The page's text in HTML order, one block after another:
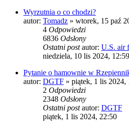
Wyrzutnia o co chodzi?
autor: Tomadz » wtorek, 15 paź
4 Odpowiedzi
6836 Odsłony
Ostatni postautor: U.S. air
niedziela, 10 lis 2024, 12:59
Pytanie o hamownie w
autor: DGTF » piątek, 1 lis 2024,
2 Odpowiedzi
2348 Odsłony
Ostatni postautor: DGTF
piątek, 1 lis 2024, 22:50